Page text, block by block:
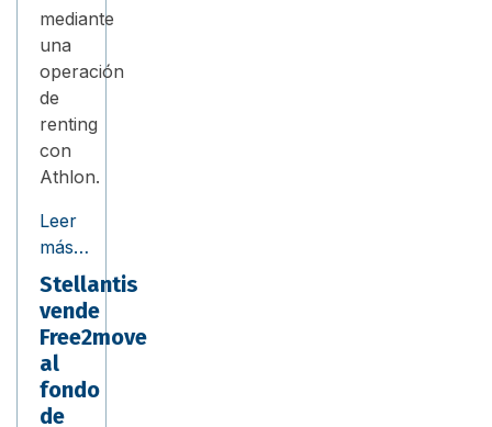
mediante
una
operación
de
renting
con
Athlon.
Leer
más…
Stellantis
vende
Free2move
al
fondo
de